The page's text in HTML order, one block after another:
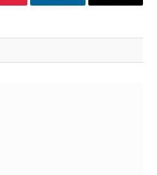
LinkedIn Email